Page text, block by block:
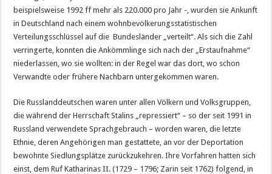
beispielsweise 1992 ff mehr als 220.000 pro Jahr -, wurden sie Ankunft
in Deutschland nach einem wohnbevölkerungsstatistischen
Verteilungsschlüssel auf die Bundesländer „verteilt“. Als sich die Zahl
verringerte, konnten die Ankömmlinge sich nach der „Erstaufnahme“
niederlassen, wo sie wollten: in der Regel war das dort, wo schon
Verwandte oder frühere Nachbarn untergekommen waren.
Die Russlanddeutschen waren unter allen Völkern und Volksgruppen,
die während der Herrschaft Stalins „repressiert“ – so der seit 1991 in
Russland verwendete Sprachgebrauch – worden waren, die letzte
Ethnie, deren Angehörigen man gestattete, an vor der Deportation
bewohnte Siedlungsplätze zurückzukehren. Ihre Vorfahren hatten sich
einst, dem Ruf Katharinas II. (1729 – 1796; Zarin seit 1762) folgend, in